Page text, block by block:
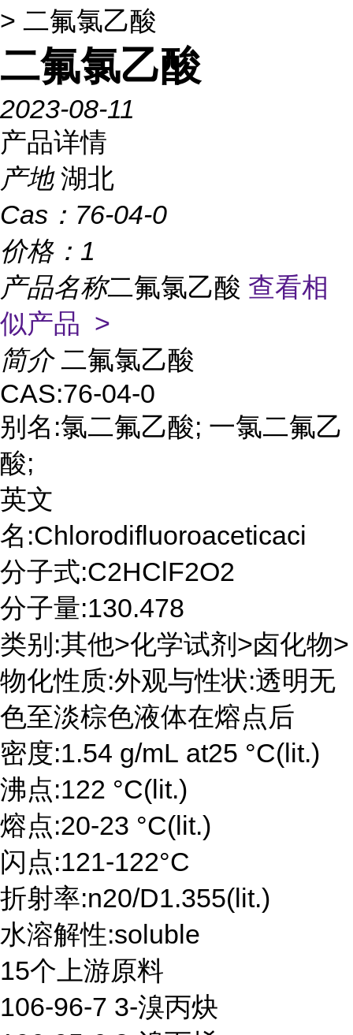
> 二氟氯乙酸
二氟氯乙酸
2023-08-11
产品详情
产地 湖北
Cas： 76-04-0
价格： 1
产品名称二氟氯乙酸 查看相
似产品 >
简介 二氟氯乙酸
CAS:76-04-0
别名:氯二氟乙酸; 一氯二氟乙
酸;
英文
名:Chlorodifluoroaceticaci
分子式:C2HClF2O2
分子量:130.478
类别:其他>化学试剂>卤化物>
物化性质:外观与性状:透明无
色至淡棕色液体在熔点后
密度:1.54 g/mL at25 °C(lit.)
沸点:122 °C(lit.)
熔点:20-23 °C(lit.)
闪点:121-122°C
折射率:n20/D1.355(lit.)
水溶解性:soluble
15个上游原料
106-96-7 3-溴丙炔